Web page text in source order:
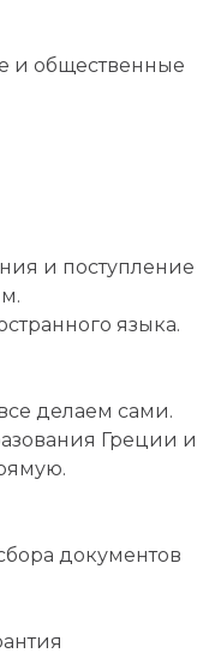
и общественные
и поступление
языка.
делаем сами.
Греции и
документов